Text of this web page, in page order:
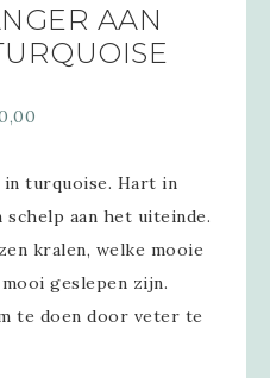
AAN
in turquoise. Hart in
schelp aan het uiteinde.
kralen, welke mooie
geslepen zijn.
te doen door veter te